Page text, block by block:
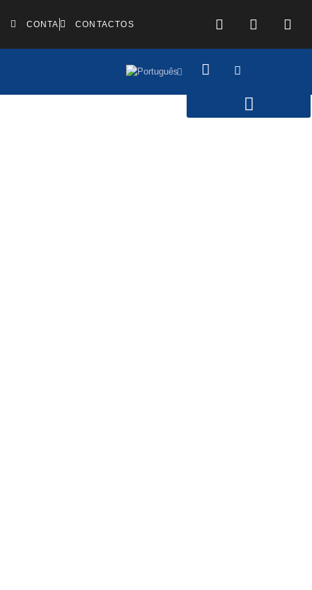
CONTA CONTACTOS